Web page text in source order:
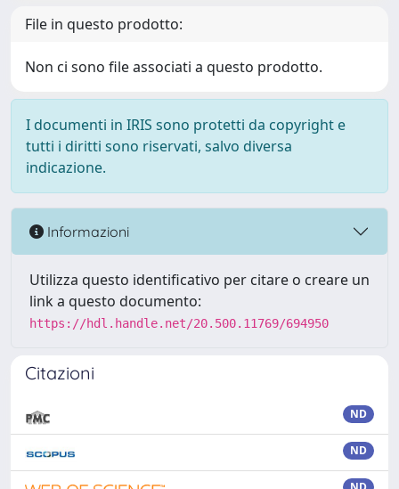
File in questo prodotto:
Non ci sono file associati a questo prodotto.
I documenti in IRIS sono protetti da copyright e
tutti i diritti sono riservati, salvo diversa
indicazione.
Informazioni
Utilizza questo identificativo per citare o creare un
link a questo documento:
https://hdl.handle.net/20.500.11769/694950
Citazioni
ND
ND